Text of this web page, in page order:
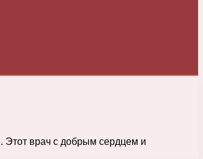
Этот врач с добрым сердцем и